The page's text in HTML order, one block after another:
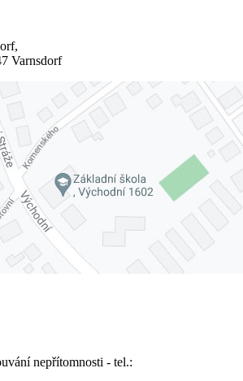
Varnsdorf
nepřítomnosti - tel.: